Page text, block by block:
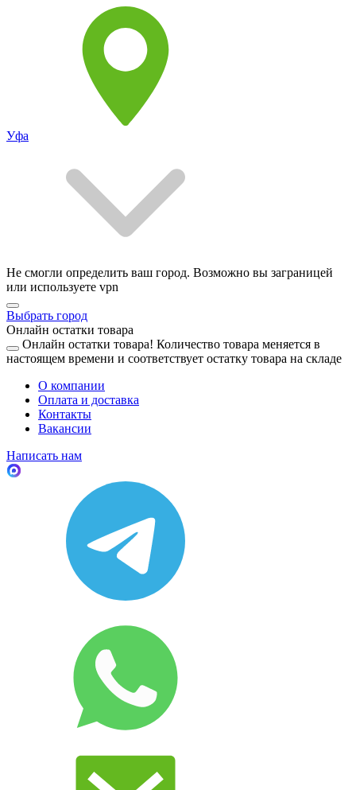
Уфа
Не смогли определить ваш город. Возможно вы заграницей
или используете vpn
Выбрать город
Онлайн остатки товара
Онлайн остатки товара! Количество товара меняется в
настоящем времени и соответствует остатку товара на складе
О компании
Оплата и доставка
Контакты
Вакансии
Написать нам